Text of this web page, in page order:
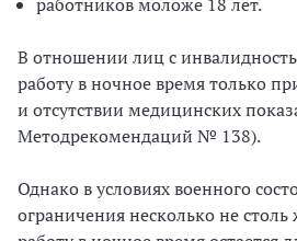
В отношении лиц с
работу в ночное время только
и отсутствии медицинских
Методрекомендаций № 138).
Однако в условиях военного
ограничения несколько не столь